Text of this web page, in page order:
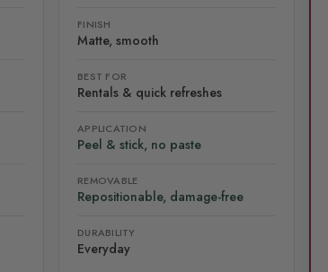
FINISH
Matte, smooth
BEST FOR
Rentals & quick refreshes
APPLICATION
Peel & stick, no paste
REMOVABLE
Repositionable, damage-free
DURABILITY
Everyday